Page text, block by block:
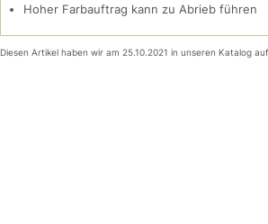
Hoher Farbauftrag kann zu Abrieb führen
Diesen Artikel haben wir am 25.10.2021 in unseren Katalog